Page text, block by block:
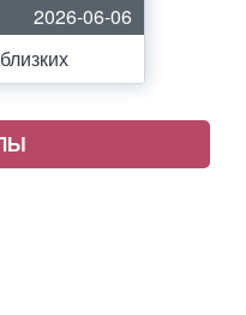
2026-06-06